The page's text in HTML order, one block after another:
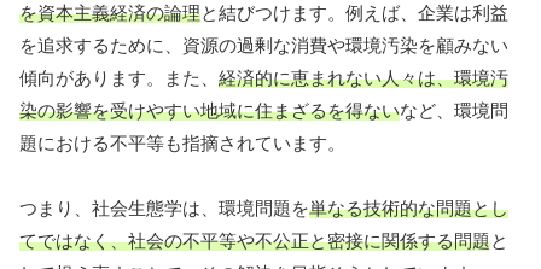
を資本主義経済の論理と結びつけます。例えば、企業は利益
を追求するために、資源の過剰な消費や環境汚染を顧みない
傾向があります。また、 経済的に恵まれない人々は、環境汚
染の影響を受けやすい地域に住まざるを得ないなど、環境問
題における不平等も指摘されています。
つまり、社会生態学は、環境問題を単なる技術的な問題とし
てではなく、社会の不平等や不公正と密接に関係する問題と